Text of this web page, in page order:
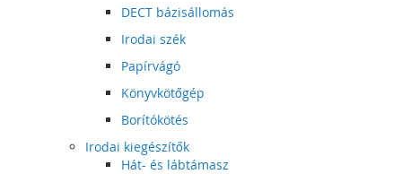
DECT bázisállomás
Irodai szék
Papírvágó
Könyvkötőgép
Borítókötés
Irodai kiegészítők
Hát- és lábtámasz